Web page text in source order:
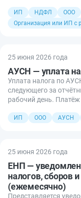
ИП НДФЛ ООО
Организация или ИП с
25 июня 2026 года
АУСН — уплата
Уплата налога по
следующего за
рабочий день.
ИП ООО АУСН
25 июня 2026 года
ЕНП —
налогов, сборов
(ежемесячно)
Представляется